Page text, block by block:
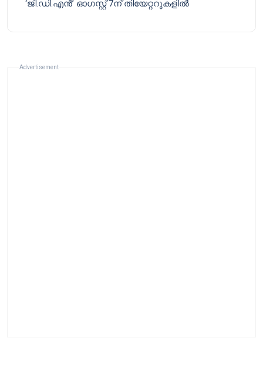
‘ജി.ഡി.എൻ’ ഓഗസ്റ്റ് 7ന് തിയേറ്ററുകളിൽ
Advertisement